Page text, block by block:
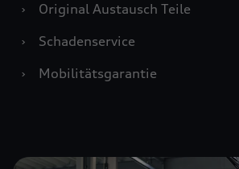
›
Original Austausch Teile
›
Schadenservice
›
Mobilitätsgarantie